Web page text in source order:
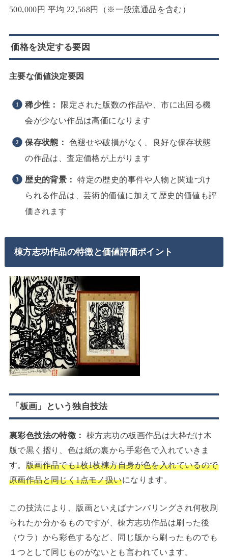
500,000円 平均 22,568円（※一般流通品を含む）
価格を決定する要因
主要な価値決定要因
稀少性：
限定された版数の作品や、市に出回る機
会が少ない作品は高価になります
保存状態： 色褪せや破損がなく、良好な保存状態
の作品は、査定価格が上がります
歴史的背景： 特定の歴史的事件や人物と関連づけ
られる作品は、芸術的価値に加えて歴史的価値も評
価されます
棟方志功作品の特徴と価値評価ポイント
「板画」という独自技法
裏彩色技法の特徴： 棟方志功の板画作品は大枠だけ木
版で黒く摺り、色は紙の裏から手彩色で入れていきま
す。 版画作品でも1枚1枚棟方自身が色を入れているので
原画作品と同じく1点モノ扱いになります。
この技法により、版画といえばナンバリングされ何枚刷
られたか分かるものですが、棟方志功作品は刷った後
（ウラ）から彩色するなど、同じ版から刷ったものでも
１つとして同じものがないとも言われています。